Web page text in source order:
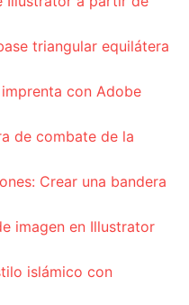
triangular equilátera
con Adobe
de combate de la
Crear una bandera
imagen en Illustrator
islámico con